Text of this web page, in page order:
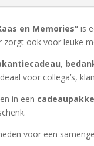
en Memories” is
zorgt ook voor leuke
,
voor collega’s,
in een
voor een